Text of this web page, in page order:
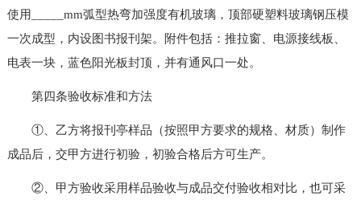
使用_____mm弧型热弯加强度有机玻璃，顶部硬塑料玻璃钢压模
一次成型，内设图书报刊架。附件包括：推拉窗、电源接线板、
电表一块，蓝色阳光板封顶，并有通风口一处。
第四条验收标准和方法
①、乙方将报刊亭样品（按照甲方要求的规格、材质）制作
成品后，交甲方进行初验，初验合格后方可生产。
②、甲方验收采用样品验收与成品交付验收相对比，也可采